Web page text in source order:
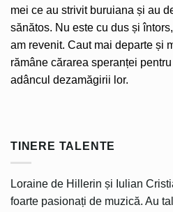
mei ce au strivit buruiana și au
sănătos. Nu este cu dus și
am revenit. Caut mai departe și
rămâne cărarea speranței
adâncul dezamăgirii lor.
TINERE TALENTE
Loraine de Hillerin și Iulian
foarte pasionați de muzică. Au